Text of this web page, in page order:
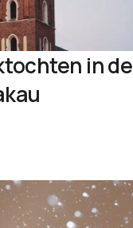
in de